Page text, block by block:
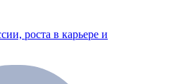
роста в карьере и